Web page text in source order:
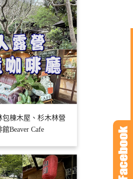
棟木屋、杉木林營
Beaver Cafe